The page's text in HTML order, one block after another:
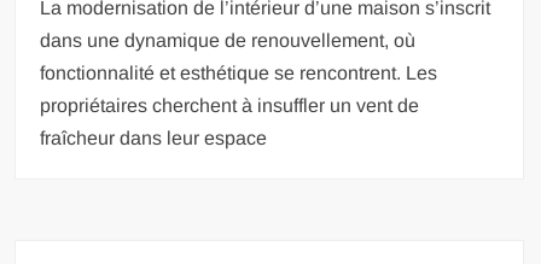
La modernisation de l’intérieur d’une maison s’inscrit
dans une dynamique de renouvellement, où
fonctionnalité et esthétique se rencontrent. Les
propriétaires cherchent à insuffler un vent de
fraîcheur dans leur espace